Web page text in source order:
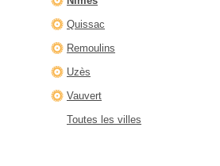
Quissac
Remoulins
Uzès
Vauvert
Toutes les villes